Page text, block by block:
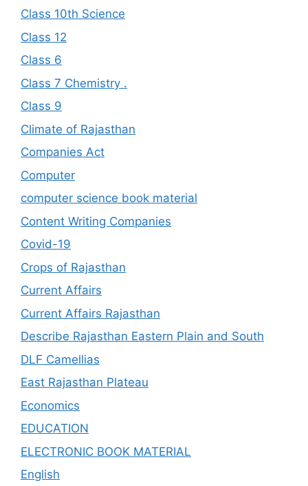
Class 10th Science
Class 12
Class 6
Class 7 Chemistry .
Class 9
Climate of Rajasthan
Companies Act
Computer
computer science book material
Content Writing Companies
Covid-19
Crops of Rajasthan
Current Affairs
Current Affairs Rajasthan
Describe Rajasthan Eastern Plain and South
DLF Camellias
East Rajasthan Plateau
Economics
EDUCATION
ELECTRONIC BOOK MATERIAL
English